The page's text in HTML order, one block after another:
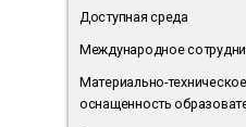
Доступная среда
Международное
Материально-
оснащенность